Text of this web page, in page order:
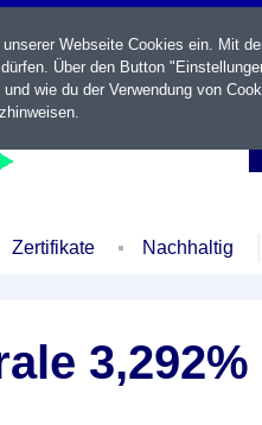
Zertifikate Nachhaltig
3,292%
Webseite Cookies ein. Mit
Über den Button
wie du der Verwendung von
.